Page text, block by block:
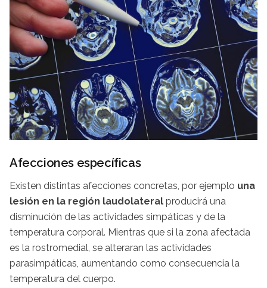
Afecciones específicas
Existen distintas afecciones concretas, por ejemplo una
lesión en la región laudolateral producirá una
disminución de las actividades simpáticas y de la
temperatura corporal. Mientras que si la zona afectada
es la rostromedial, se alteraran las actividades
parasimpáticas, aumentando como consecuencia la
temperatura del cuerpo.